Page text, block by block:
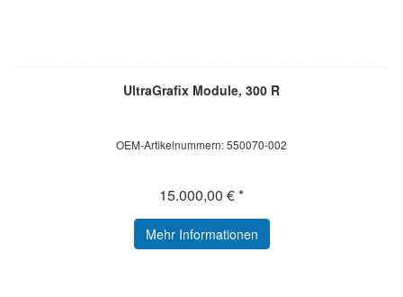
UltraGrafix Module, 300 R
OEM-Artikelnummern: 550070-002
15.000,00 € *
Mehr Informationen